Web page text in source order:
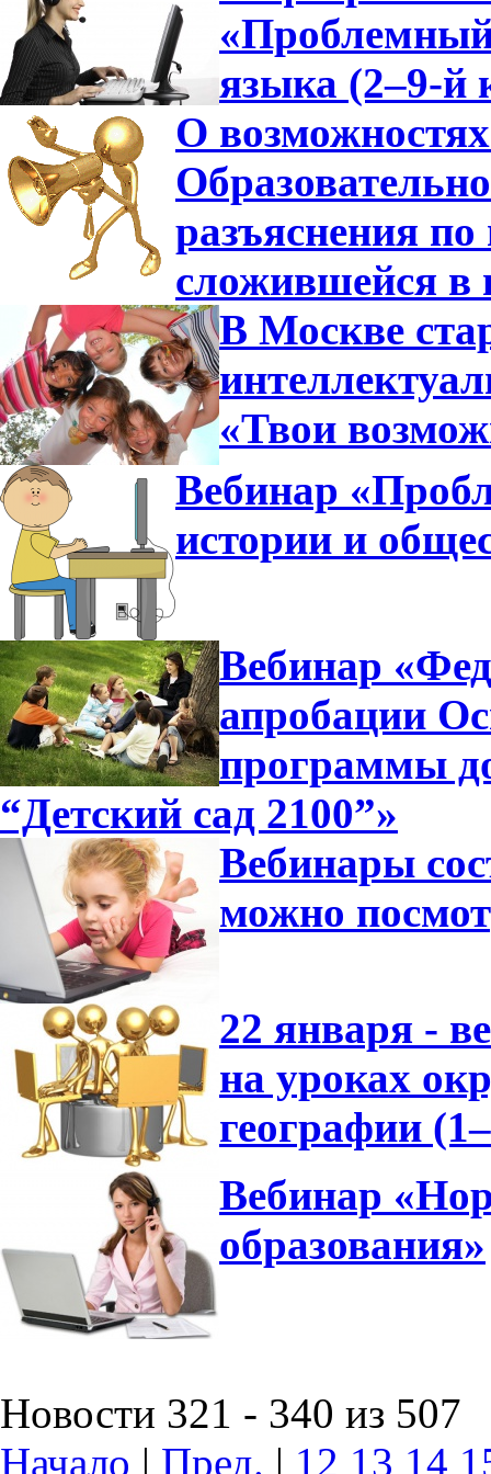
«Проблемный
языка (2–9-й
О
разъяснения по
сложившейся в
В Москве
«Твои
Вебинар
истории и
Вебинар
апробации
программы
“Детский сад 2100”»
Вебинары
можно
22 января -
на уроках
географии
Вебинар
образования»
Новости 321 - 340 из 507
Начало | Пред. | 12 13 14